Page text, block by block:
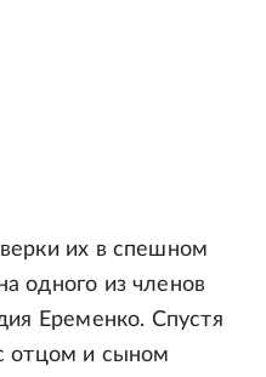
их в спешном
одного из членов
Еременко. Спустя
отцом и сыном